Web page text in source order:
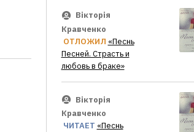
Вікторія
Кравченко
ОТЛОЖИЛ «Песнь
Песней. Страсть и
любовь в браке»
Вікторія
Кравченко
ЧИТАЕТ «Песнь